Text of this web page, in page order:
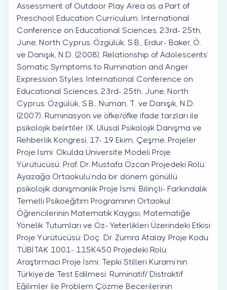
Assessment of Outdoor Play Area as a Part of
Preschool Education Curriculum. International
Conference on Educational Sciences, 23rd- 25th,
June, North Cyprus. Özgülük, S.B., Erdur- Baker, Ö.
ve Danışık, N.D. (2008). Relationship of Adolescents’
Somatic Symptoms to Rumination and Anger
Expression Styles. International Conference on
Educational Sciences, 23rd- 25th, June, North
Cyprus. Özgülük, S.B., Numan, T. ve Danışık, N.D.
(2007). Ruminasyon ve öfke/öfke ifade tarzları ile
psikolojik belirtiler. IX. Ulusal Psikolojik Danışma ve
Rehberlik Kongresi, 17- 19 Ekim, Çeşme. Projeler
Proje İsmi: Okulda Üniversite Modeli Proje
Yürütücüsü: Prof. Dr. Mustafa Özcan Projedeki Rolü:
Ayazağa Ortaokulu’nda bir dönem gönüllü
psikolojik danışmanlık Proje İsmi: Bilinçli- Farkındalık
Temelli Psikoeğitim Programının Ortaokul
Öğrencilerinin Matematik Kaygısı, Matematiğe
Yönelik Tutumları ve Öz- Yeterlikleri Üzerindeki Etkisi
Proje Yürütücüsü: Doç. Dr. Zümra Atalay Proje Kodu:
TÜBİTAK 1001- 115K450 Projedeki Rolü:
Araştırmacı Proje İsmi: Tepki Stilleri Kuramı’nın
Türkiye’de Test Edilmesi: Ruminatif/ Distraktif
Eğilimler ile Problem Çözme Becerilerinin